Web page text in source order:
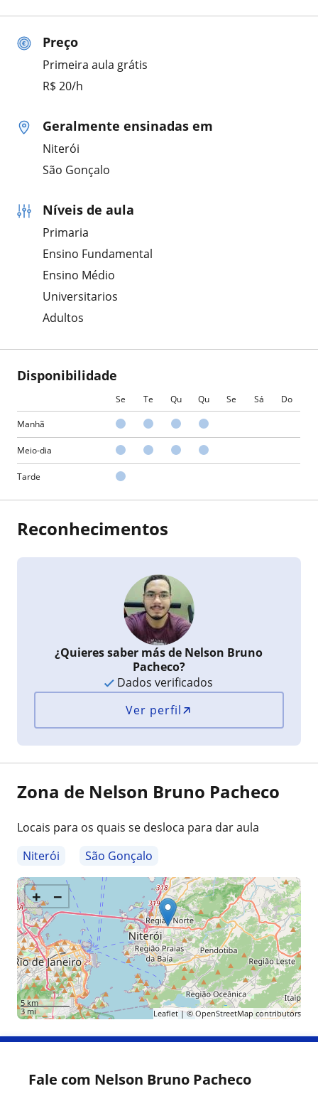
Preço
Primeira aula grátis
R$ 20/h
Geralmente ensinadas em
Niterói
São Gonçalo
Níveis de aula
Primaria
Ensino Fundamental
Ensino Médio
Universitarios
Adultos
Disponibilidade
Se Te Qu Qu Se Sá Do
Manhã
Meio-dia
Tarde
Reconhecimentos
¿Quieres saber más de Nelson Bruno
Pacheco?
Dados verificados
Ver perfil
Zona de Nelson Bruno Pacheco
Locais para os quais se desloca para dar aula
Niterói
São Gonçalo
+ −
5 km
3 mi
Leaflet| © OpenStreetMap contributors
Fale com Nelson Bruno Pacheco